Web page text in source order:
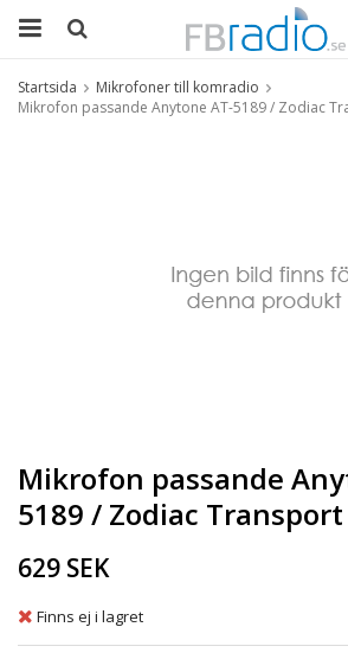
Startsida
Mikrofoner till komradio
Mikrofon passande Anytone AT-5189 / Zodiac
Mikrofon passande
5189 / Zodiac Transport
629 SEK
Finns ej i lagret